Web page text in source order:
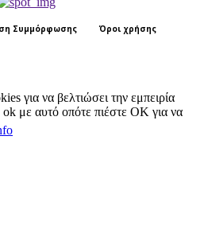
Συμμόρφωσης Όροι χρήσης
για να βελτιώσει την εμπειρία
με αυτό οπότε πιέστε ΟΚ για να